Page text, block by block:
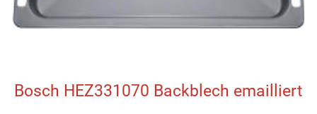
Bosch HEZ331070 Backblech emailliert